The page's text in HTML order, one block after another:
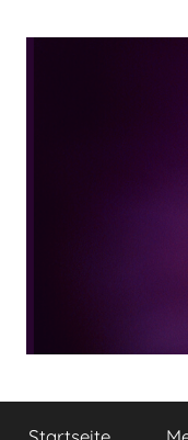
Yvis
kleine
Lifestyle